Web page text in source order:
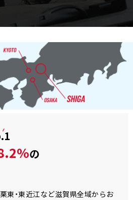
の
栗東・東近江など滋賀県全域からお